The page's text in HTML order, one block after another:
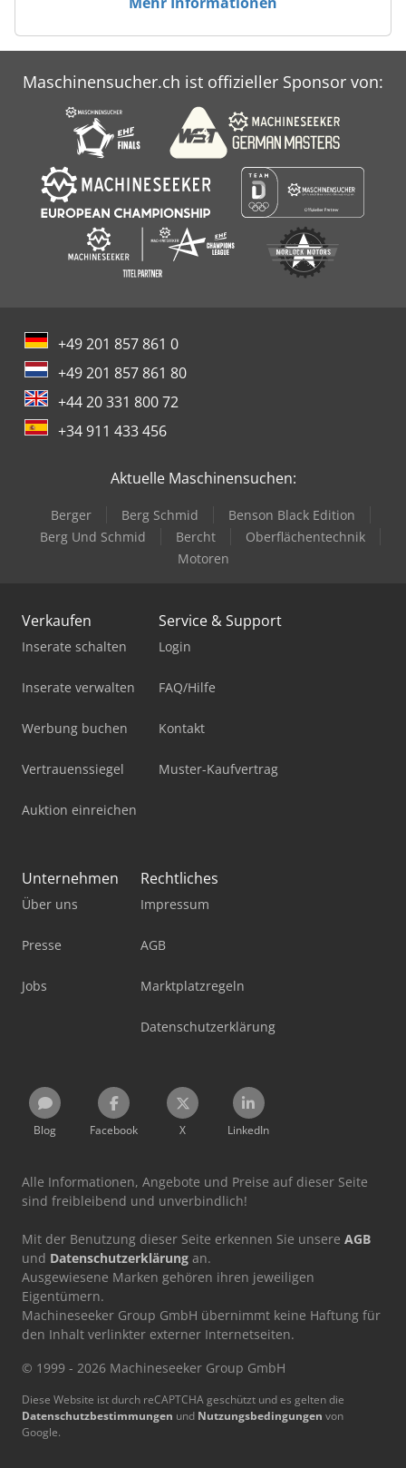
Maschinensucher.ch ist offizieller Sponsor von:
+49 201 857 861 0
+49 201 857 861 80
+44 20 331 800 72
+34 911 433 456
Aktuelle Maschinensuchen:
Berger Berg Schmid
Benson Black Edition
Berg Und Schmid
Bercht
Oberflächentechnik
Motoren
Verkaufen
Inserate schalten
Inserate verwalten
Werbung buchen
Vertrauenssiegel
Auktion einreichen
Service & Support
Login
FAQ/Hilfe
Kontakt
Muster-Kaufvertrag
Unternehmen
Über uns
Presse
Jobs
Rechtliches
Impressum
AGB
Marktplatzregeln
Datenschutzerklärung
Blog Facebook X LinkedIn
Alle Informationen, Angebote und Preise auf dieser Seite
sind freibleibend und unverbindlich!
Mit der Benutzung dieser Seite erkennen Sie unsere AGB
und Datenschutzerklärung an.
Ausgewiesene Marken gehören ihren jeweiligen
Eigentümern.
Machineseeker Group GmbH übernimmt keine Haftung für
den Inhalt verlinkter externer Internetseiten.
© 1999 - 2026 Machineseeker Group GmbH
Diese Website ist durch reCAPTCHA geschützt und es gelten die
Datenschutzbestimmungen und Nutzungsbedingungen von
Google.